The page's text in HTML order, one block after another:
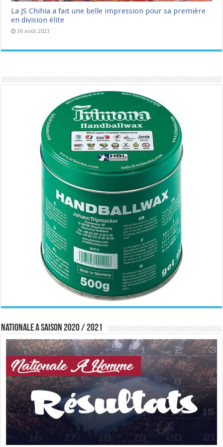
La JS Chihia a fait une belle impression pour sa première
en division élite
30 août 2023
Nationale A saison 2020 / 2021